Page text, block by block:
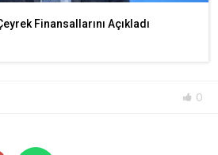
Finansallarını Açıkladı
0